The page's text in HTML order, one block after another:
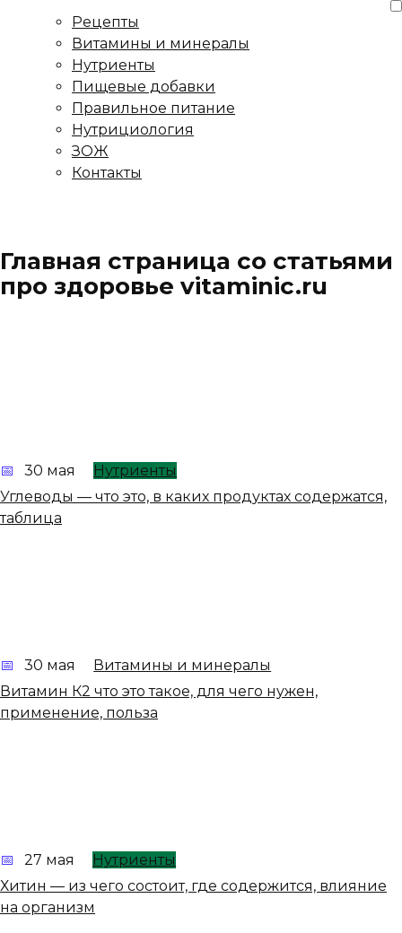
Рецепты
Витамины и минералы
Нутриенты
Пищевые добавки
Правильное питание
Нутрициология
ЗОЖ
Контакты
Главная страница со статьями
про здоровье vitaminic.ru
30 мая
Нутриенты
Углеводы — что это, в каких продуктах содержатся,
таблица
30 мая
Витамины и минералы
Витамин К2 что это такое, для чего нужен,
применение, польза
27 мая
Нутриенты
Хитин — из чего состоит, где содержится, влияние
на организм